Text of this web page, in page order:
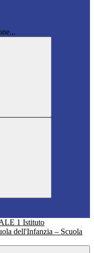
Istituto
dell'Infanzia – Scuola